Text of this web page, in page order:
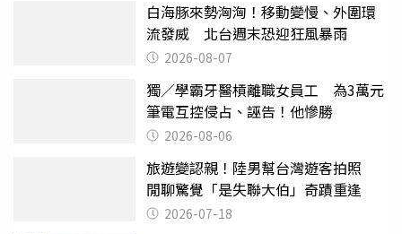
白海豚來勢洶洶！移動變慢、外圍環
流發威 北台週末恐迎狂風暴雨
2026-08-07
獨／學霸牙醫槓離職女員工 為3萬元
筆電互控侵占、誣告！他慘勝
2026-08-06
旅遊變認親！陸男幫台灣遊客拍照
閒聊驚覺「是失聯大伯」奇蹟重逢
2026-07-18